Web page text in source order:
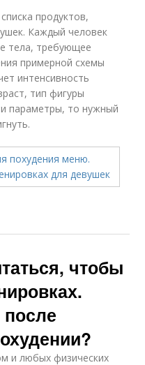
продуктов,
Каждый человек
тела, требующее
примерной схемы
интенсивность
тип фигуры
параметры, то нужный
чтобы
и любых физических